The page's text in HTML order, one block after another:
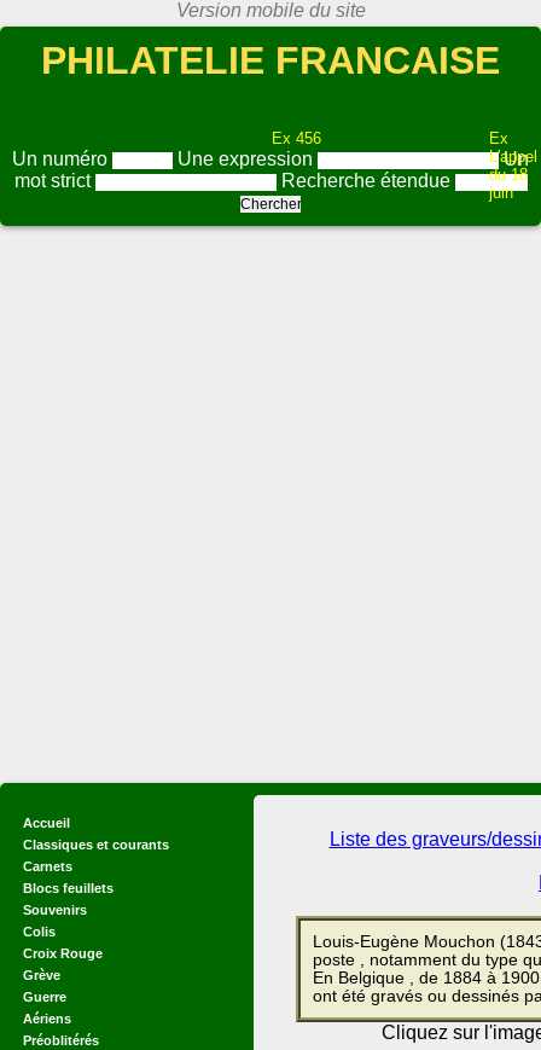
PHILATELIE FRANCAISE
Ex 456
Ex
L'appel
du 18
juin
Un numéro Une expression
Un
mot strict
Recherche étendue
Accueil
Classiques et courants
Carnets
Blocs feuillets
Souvenirs
Colis
Croix Rouge
Grève
Guerre
Aériens
Préoblitérés
Liste des graveurs/
Louis-Eugène Mouchon
poste , notamment du type
En Belgique , de 1884 à
ont été gravés ou dessinés
Cliquez sur